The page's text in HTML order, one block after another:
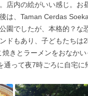
。店内の絵がいい感じ。お
は、Taman Cerdas
園でしたが、本格的？な
ドもあり、子どもたちは
焼きとラーメンをおなか
通って夜7時ごろに自宅に